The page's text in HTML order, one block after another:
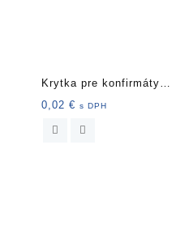
Krytka pre konfirmáty
Čierna
0,02 € s DPH